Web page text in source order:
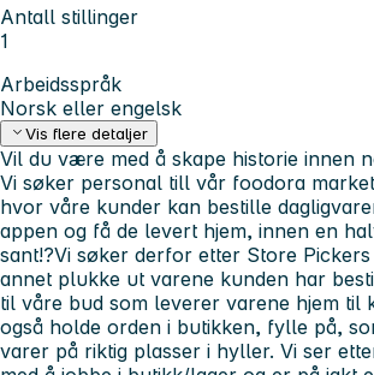
Antall stillinger
1
Arbeidsspråk
Norsk eller engelsk
Vis flere detaljer
Vil du være med å skape historie innen
Vi søker personal till vår foodora
hvor våre kunder kan bestille
appen og få de levert hjem, innen en
sant!?Vi søker derfor etter Store
annet plukke ut varene kunden har
til våre bud som leverer varene hjem til
også holde orden i butikken, fylle på,
varer på riktig plasser i hyller. Vi ser